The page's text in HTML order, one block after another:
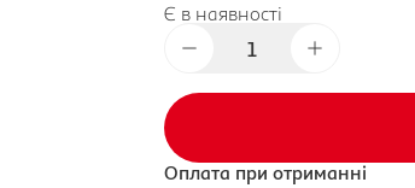
Є в наявності
Оплата при отриманні